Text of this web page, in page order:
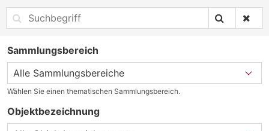
Sammlungsbereich
Wählen Sie einen thematischen Sammlungsbereich.
Objektbezeichnung